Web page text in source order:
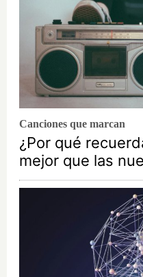
Canciones que marcan
¿Por qué
mejor que las